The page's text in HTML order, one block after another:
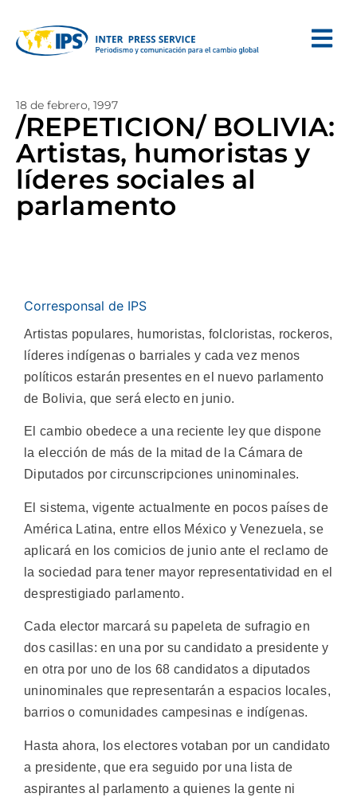
18 de febrero, 1997
/REPETICION/ BOLIVIA:
Artistas, humoristas y
líderes sociales al
parlamento
Corresponsal de IPS
Artistas populares, humoristas, folcloristas, rockeros,
líderes indígenas o barriales y cada vez menos
políticos estarán presentes en el nuevo parlamento
de Bolivia, que será electo en junio.
El cambio obedece a una reciente ley que dispone
la elección de más de la mitad de la Cámara de
Diputados por circunscripciones uninominales.
El sistema, vigente actualmente en pocos países de
América Latina, entre ellos México y Venezuela, se
aplicará en los comicios de junio ante el reclamo de
la sociedad para tener mayor representatividad en el
desprestigiado parlamento.
Cada elector marcará su papeleta de sufragio en
dos casillas: en una por su candidato a presidente y
en otra por uno de los 68 candidatos a diputados
uninominales que representarán a espacios locales,
barrios o comunidades campesinas e indígenas.
Hasta ahora, los electores votaban por un candidato
a presidente, que era seguido por una lista de
aspirantes al parlamento a quienes la gente ni